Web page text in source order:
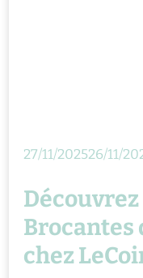
27/11/202526/11/
Découvrez
Brocantes
chez